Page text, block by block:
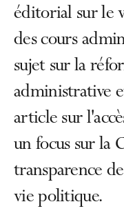
éditorial sur le
des cours
sujet sur la
administrative
article sur
un focus sur la
transparence
vie politique.